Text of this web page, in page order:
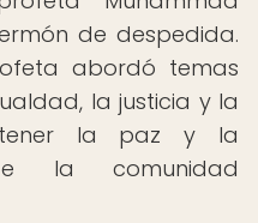
de despedida.
abordó temas
la justicia y la
la paz y la
la comunidad